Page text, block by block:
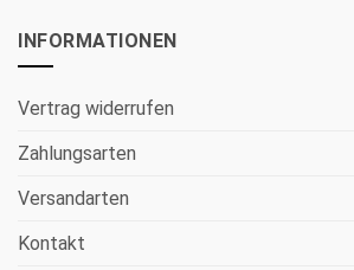
INFORMATIONEN
Vertrag widerrufen
Zahlungsarten
Versandarten
Kontakt